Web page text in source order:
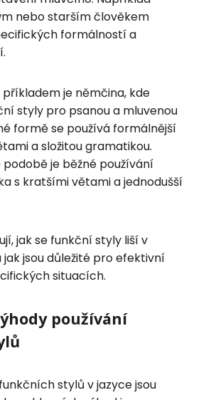
nebo starším člověkem
formálností a
je němčina, kde
styly pro psanou a mluvenou
formě se používá formálnější
a složitou gramatikou.
je běžné používání
s kratšími větami a jednodušší
jak se funkční styly liší v
jsou důležité pro efektivní
situacích.
používání
stylů v jazyce jsou